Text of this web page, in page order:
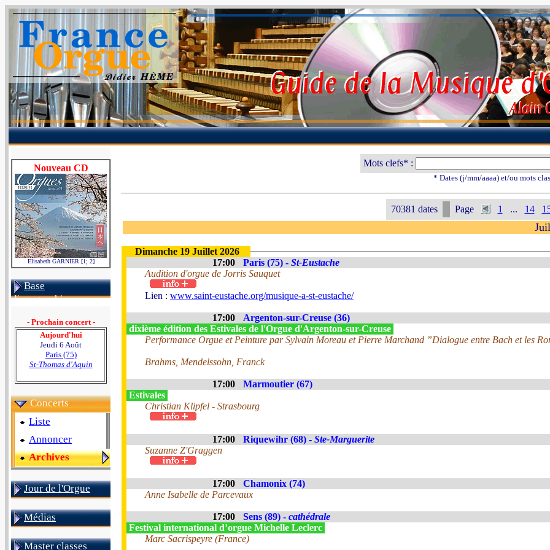
Nouveau CD
Elisabeth GARNIER [1; 2]
Base
discographique
- Prochain concert -
Aujourd'hui
Jeudi 6 Août
Paris (75)
St-Thomas d'Aquin
Concerts
Liste
Annoncer
Archives
Jour de l'Orgue
Médias
Master classes
Mots clefs* :
* Dates (j/mm/aaaa) et/ou mots
70381 dates Page 1 ... 14
Dimanche 19 Juillet 2026
17:00
Paris (75) - St-Eustache
Audition d'orgue de Jorris Sauquet
Lien : www.saint-eustache.org/musique-a-st-eustache/
17:00
Argenton-sur-Creuse (36)
dixième édition des Estivales de l'Orgue d'Argenton-sur-Creuse
Performance Orgue et Peinture par Sylvain Moreau et Pierre Marchand ”Dialogue entre Bach et les
Brahms, Mendelssohn, Franck
17:00
Marmoutier (67)
Estivales
Christian Klipfel - Strasbourg
17:00 Riquewihr (68) - Ste-Marguerite
Suzanne Z'Graggen
17:00
Chamonix (74)
Anne Isabelle de Parcevaux
17:00 Sens (89) - cathédrale
Festival international d’orgue Michelle Leclerc
Marc Sacrispeyre (France)